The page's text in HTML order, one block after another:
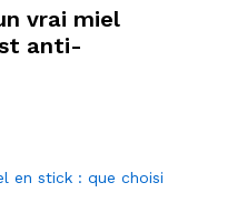
vrai miel
anti-